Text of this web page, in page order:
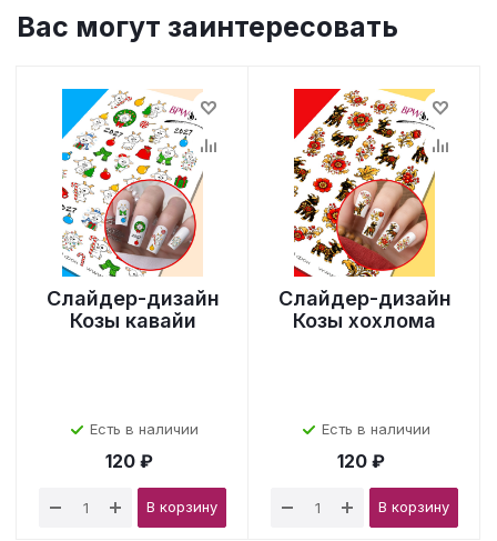
Вас могут заинтересовать
Слайдер-дизайн
Козы кавайи
Есть в наличии
120 ₽
В корзину
Слайдер-дизайн
Козы хохлома
Есть в наличии
120 ₽
В корзину